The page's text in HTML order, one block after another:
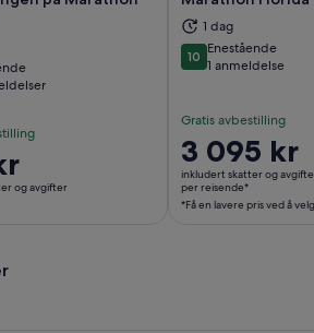
og avgifter
Åpnes i en ny fane 1 dag
1010 av 10
Enestående
1 anmeldelse
Gratis avbestilling
Prisen
er
3 095 kr
per
3 095 kr
inkludert skatter og
per reisende*
*Få en lavere pris ved å